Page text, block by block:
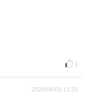
1
2026/06/09 13:20